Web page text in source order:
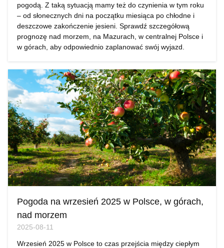
pogodą. Z taką sytuacją mamy też do czynienia w tym roku
– od słonecznych dni na początku miesiąca po chłodne i
deszczowe zakończenie jesieni. Sprawdź szczegółową
prognozę nad morzem, na Mazurach, w centralnej Polsce i
w górach, aby odpowiednio zaplanować swój wyjazd.
Pogoda na wrzesień 2025 w Polsce, w górach,
nad morzem
2025-08-11
Wrzesień 2025 w Polsce to czas przejścia między ciepłym